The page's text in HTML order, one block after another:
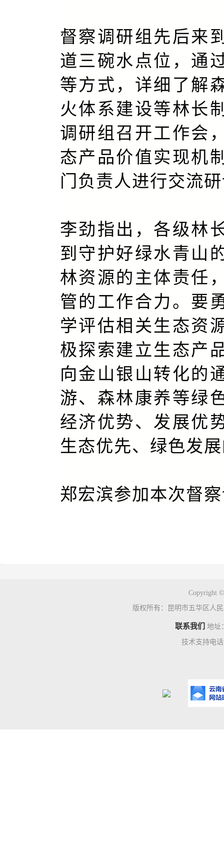
督察调研组先后来
道三碗水点位，通
等方式，详细了解
火体系建设等林长
调研组召开工作会
态产品价值实现机
门负责人进行交流
李劲指出，各级林
到守护好绿水青山
林资源的主体责任
管的工作合力。要
学评估相关生态资
极探索建立生态产
向金山银山转化的
游、森林康养等绿
经济优势、发展优
生态优先、绿色发
郑宏滨参加本次督
Copyright
版权所有：昆明市五华区人
联系我们 地址
技术支持电